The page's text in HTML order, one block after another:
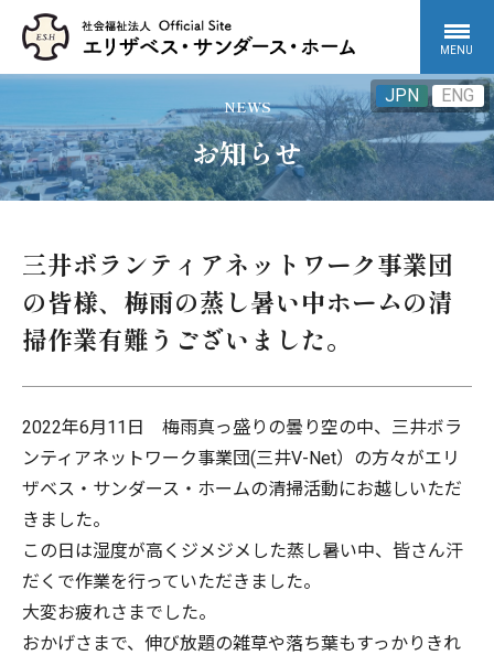
JPN ENG
MENU
NEWS
お知らせ
三井ボランティアネットワーク事業団
の皆様、梅雨の蒸し暑い中ホームの清
掃作業有難うございました。
2022年6月11日 梅雨真っ盛りの曇り空の中、三井ボラ
ンティアネットワーク事業団(三井V-Net）の方々がエリ
ザベス・サンダース・ホームの清掃活動にお越しいただ
きました。
この日は湿度が高くジメジメした蒸し暑い中、皆さん汗
だくで作業を行っていただきました。
大変お疲れさまでした。
おかげさまで、伸び放題の雑草や落ち葉もすっかりきれ